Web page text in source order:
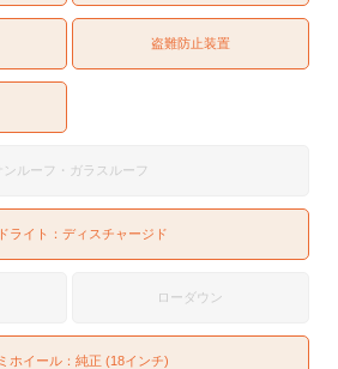
盗難防止装置
ンルーフ・ガラスルーフ
ライト：ディスチャージド
ローダウン
ホイール：純正 (18インチ)